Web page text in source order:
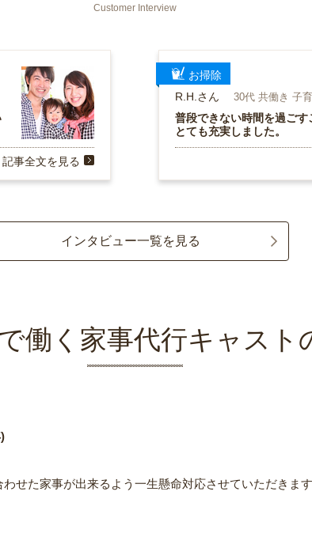
Customer Interview
記事全文を見る
お掃除
R.H.さん
30代 共働き 子
普段できない時間を過ご
とても充実しました。
インタビュー一覧を見る
働く家事代行キャスト
せた家事が出来るよう一生懸命対応させていただきま